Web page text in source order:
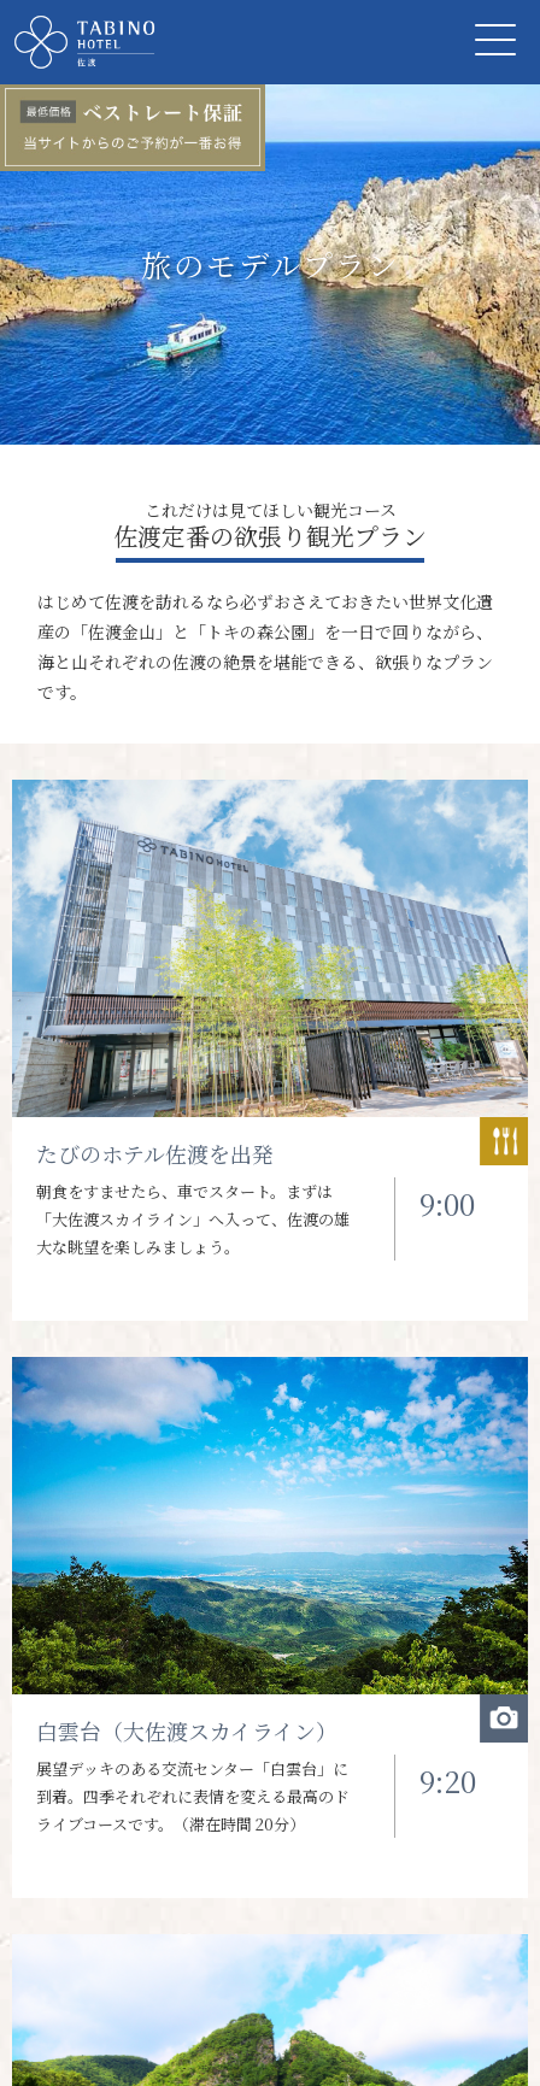
旅のモデルプラン
これだけは見てほしい観光コース
佐渡定番の欲張り観光プラン
はじめて佐渡を訪れるなら必ずおさえておきたい世界文化遺
産の「佐渡金山」と「トキの森公園」を一日で回りながら、
海と山それぞれの佐渡の絶景を堪能できる、欲張りなプラン
です。
たびのホテル佐渡を出発
朝食をすませたら、車でスタート。まずは
「大佐渡スカイライン」へ入って、佐渡の雄
大な眺望を楽しみましょう。
9:00
白雲台（大佐渡スカイライン）
展望デッキのある交流センター「白雲台」に
到着。四季それぞれに表情を変える最高のド
ライブコースです。（滞在時間 20分）
9:20